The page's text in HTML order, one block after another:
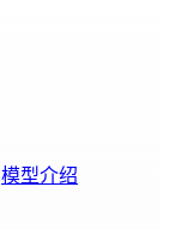
模型介绍